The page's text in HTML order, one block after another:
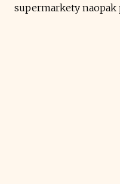
supermarkety naopak